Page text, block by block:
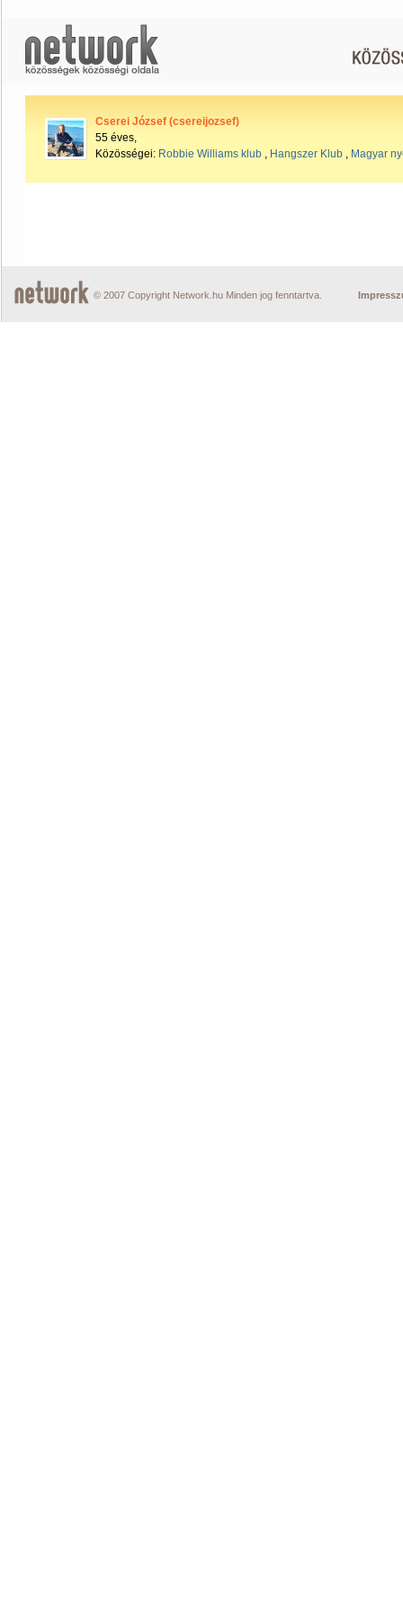
Cserei József (csereijozsef)
55 éves,
Közösségei: Robbie Williams klub , Hangszer Klub , Magyar
© 2007 Copyright Network.hu Minden jog fenntartva.